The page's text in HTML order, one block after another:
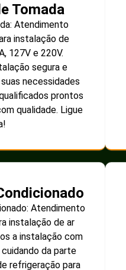
Tomada
Atendimento
instalação de
127V e 220V.
segura e
necessidades
prontos
qualidade. Ligue
Atendimento
instalação de ar
a instalação com
da parte
refrigeração para